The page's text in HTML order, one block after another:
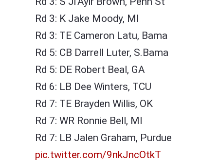
Rd 3: K Jake Moody, MI
Rd 3: TE Cameron Latu, Bama
Rd 5: CB Darrell Luter, S.Bama
Rd 5: DE Robert Beal, GA
Rd 6: LB Dee Winters, TCU
Rd 7: TE Brayden Willis, OK
Rd 7: WR Ronnie Bell, MI
Rd 7: LB Jalen Graham, Purdue
pic.twitter.com/9nkJncOtkT